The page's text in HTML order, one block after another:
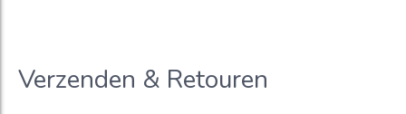
Verzenden & Retouren